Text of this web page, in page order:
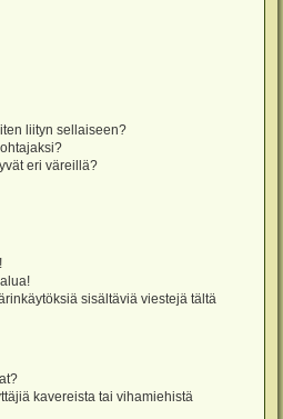
liityn sellaiseen?
eri väreillä?
sisältäviä viestejä tältä
kavereista tai vihamiehistä